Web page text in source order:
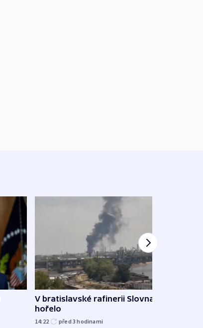
V bratislavské rafinerii Slovnaft
hořelo
14:22 před 3hodinami